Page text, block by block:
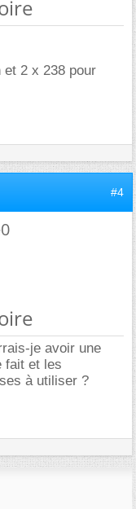
2 x 238 pour
#4
je avoir une
fait et les
à utiliser ?